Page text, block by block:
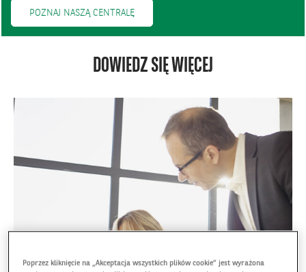
POZNAJ NASZĄ CENTRALĘ
DOWIEDZ SIĘ WIĘCEJ
Poprzez kliknięcie na „Akceptacja wszystkich plików cookie” jest wyrażona